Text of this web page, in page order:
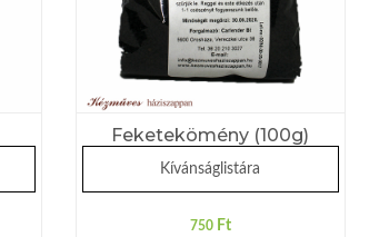
Feketekömény (100g)
Kívánságlistára
750 Ft